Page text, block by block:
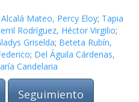
Alcalá Mateo, Percy Eloy; Tapia
Rodríguez, Héctor Virgilio;
Griselda; Beteta Rubín,
; Del Águila Cárdenas,
Candelaria
Seguimiento